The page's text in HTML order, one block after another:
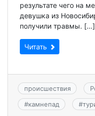
результате чего на
девушка из
получили травмы. […]
Читать
происшествия
#камнепад #